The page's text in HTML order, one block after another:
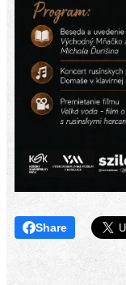
Share